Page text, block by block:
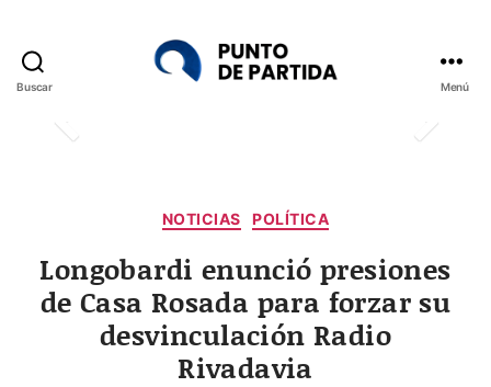
Buscar Menú
Categorías
NOTICIAS POLÍTICA
Longobardi enunció presiones
de Casa Rosada para forzar su
desvinculación Radio
Rivadavia